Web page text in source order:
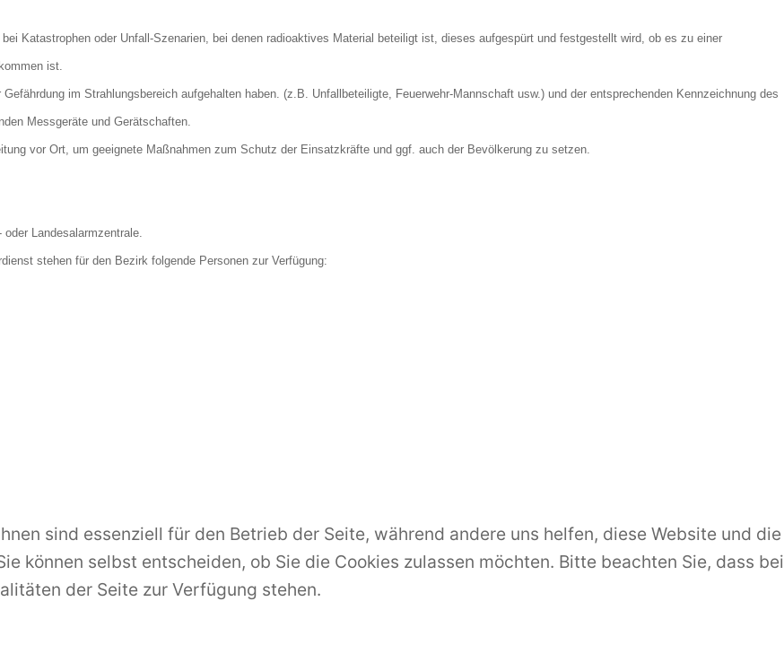
Katastrophen oder Unfall-Szenarien, bei denen radioaktives Material beteiligt ist, dieses aufgespürt und festgestellt wird, ob es zu einer
ist.
im Strahlungsbereich aufgehalten haben. (z.B. Unfallbeteiligte, Feuerwehr-Mannschaft usw.) und der entsprechenden Kennzeichnung des
Messgeräte und Gerätschaften.
vor Ort, um geeignete Maßnahmen zum Schutz der Einsatzkräfte und ggf. auch der Bevölkerung zu setzen.
Landesalarmzentrale.
stehen für den Bezirk folgende Personen zur Verfügung:
sind essenziell für den Betrieb der Seite, während andere uns helfen, diese Website und die
können selbst entscheiden, ob Sie die Cookies zulassen möchten. Bitte beachten Sie, dass bei
der Seite zur Verfügung stehen.